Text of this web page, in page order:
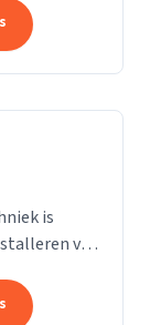
is
van